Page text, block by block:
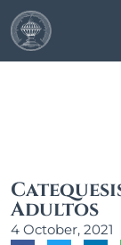
Adultos
4 October, 2021